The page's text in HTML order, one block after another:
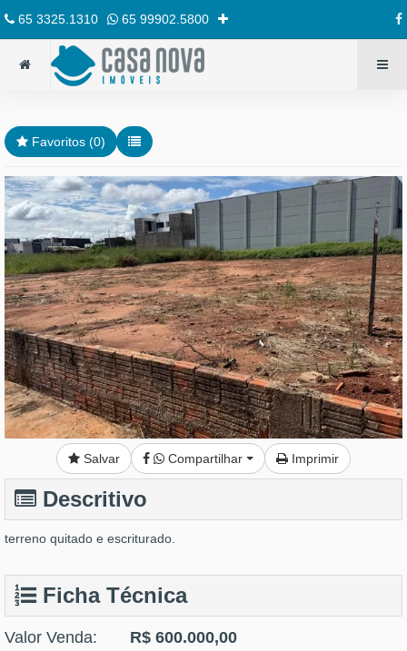
65 3325.1310 65 99902.5800
Favoritos (0)
Salvar Compartilhar Imprimir
Descritivo
terreno quitado e escriturado.
Ficha Técnica
Valor Venda: R$ 600.000,00